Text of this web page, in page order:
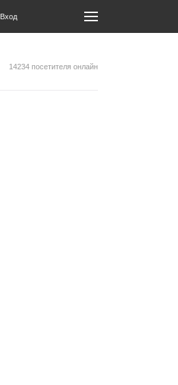
Вход
14234 посетителя онлайн